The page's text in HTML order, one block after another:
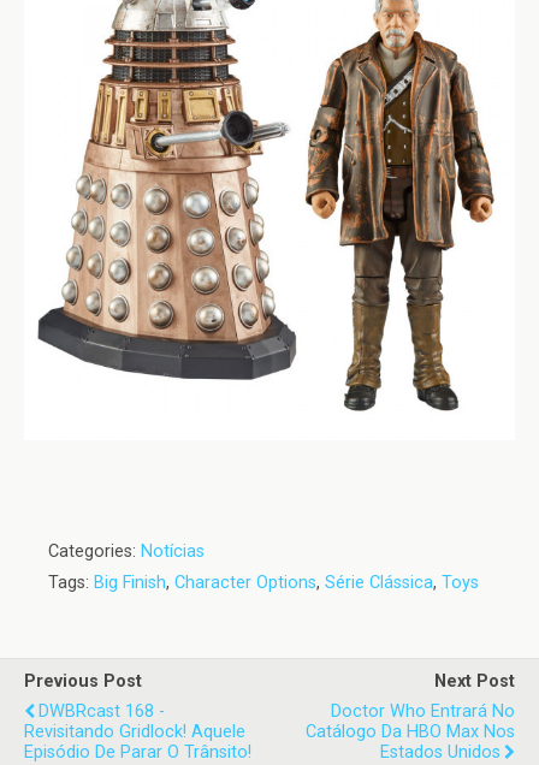
Categories: Notícias
Tags: Big Finish, Character Options, Série Clássica, Toys
Previous Post
DWBRcast 168 -
Revisitando Gridlock! Aquele
Episódio De Parar O Trânsito!
Next Post
Doctor Who Entrará No
Catálogo Da HBO Max Nos
Estados Unidos